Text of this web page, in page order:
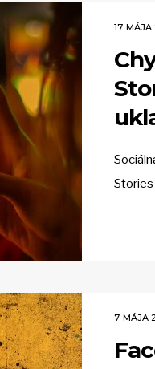
17. MÁJA
Stories
7. MÁJA